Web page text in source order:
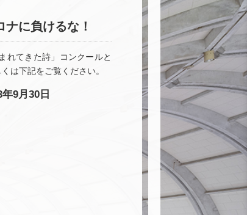
に負けるな！
れてきた詩」コンクールと
は下記をご覧ください。
9月30日